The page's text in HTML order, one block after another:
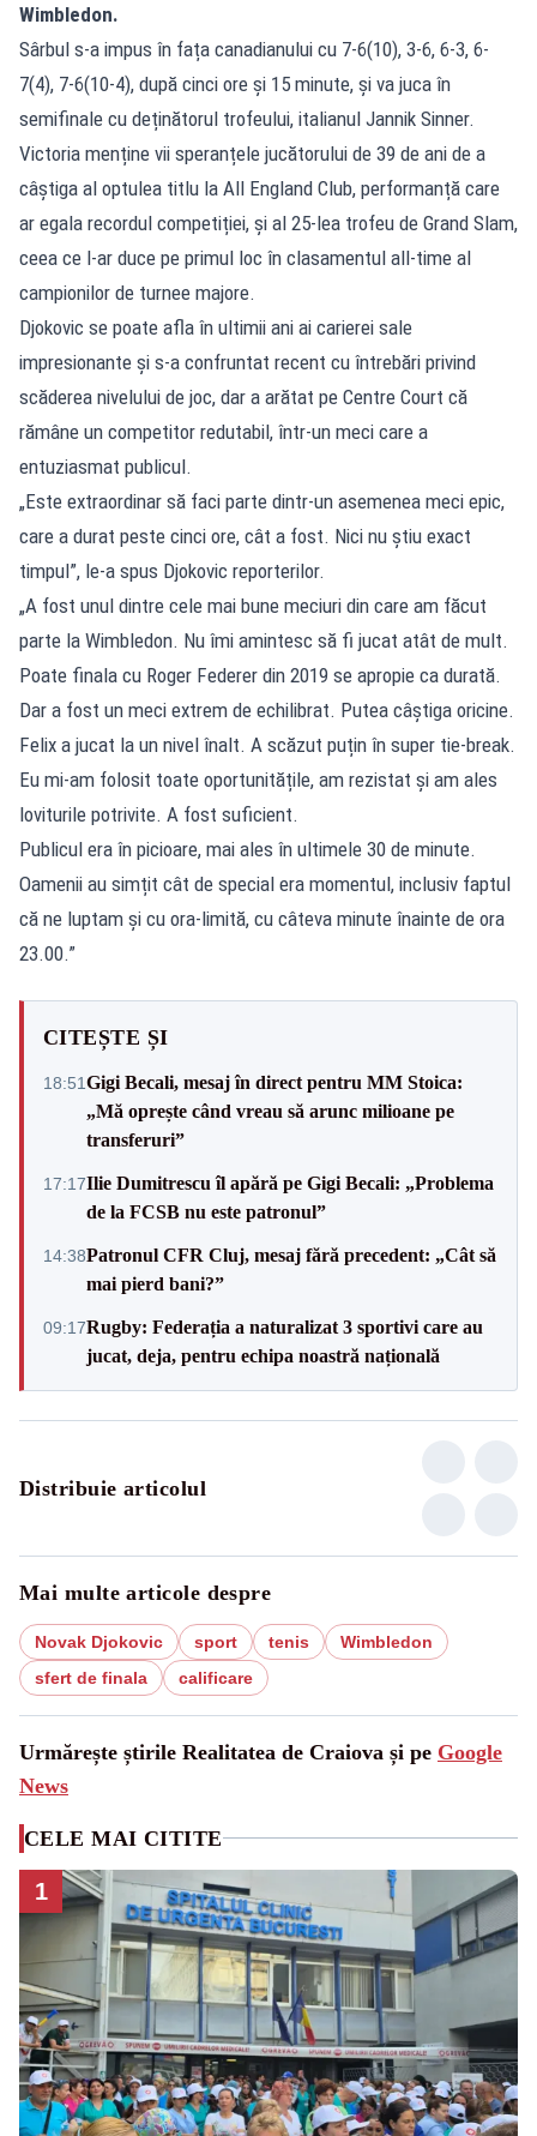
Wimbledon.
Sârbul s-a impus în fața canadianului cu 7-6(10), 3-6, 6-3, 6-
7(4), 7-6(10-4), după cinci ore și 15 minute, și va juca în
semifinale cu deținătorul trofeului, italianul Jannik Sinner.
Victoria menține vii speranțele jucătorului de 39 de ani de a
câștiga al optulea titlu la All England Club, performanță care
ar egala recordul competiției, și al 25-lea trofeu de Grand Slam,
ceea ce l-ar duce pe primul loc în clasamentul all-time al
campionilor de turnee majore.
Djokovic se poate afla în ultimii ani ai carierei sale
impresionante și s-a confruntat recent cu întrebări privind
scăderea nivelului de joc, dar a arătat pe Centre Court că
rămâne un competitor redutabil, într-un meci care a
entuziasmat publicul.
„Este extraordinar să faci parte dintr-un asemenea meci epic,
care a durat peste cinci ore, cât a fost. Nici nu știu exact
timpul”, le-a spus Djokovic reporterilor.
„A fost unul dintre cele mai bune meciuri din care am făcut
parte la Wimbledon. Nu îmi amintesc să fi jucat atât de mult.
Poate finala cu Roger Federer din 2019 se apropie ca durată.
Dar a fost un meci extrem de echilibrat. Putea câștiga oricine.
Felix a jucat la un nivel înalt. A scăzut puțin în super tie-break.
Eu mi-am folosit toate oportunitățile, am rezistat și am ales
loviturile potrivite. A fost suficient.
Publicul era în picioare, mai ales în ultimele 30 de minute.
Oamenii au simțit cât de special era momentul, inclusiv faptul
că ne luptam și cu ora-limită, cu câteva minute înainte de ora
23.00.”
CITEȘTE ȘI
18:51Gigi Becali, mesaj în direct pentru MM Stoica:
„Mă oprește când vreau să arunc milioane pe
transferuri”
17:17Ilie Dumitrescu îl apără pe Gigi Becali: „Problema
de la FCSB nu este patronul”
14:38Patronul CFR Cluj, mesaj fără precedent: „Cât să
mai pierd bani?”
09:17Rugby: Federația a naturalizat 3 sportivi care au
jucat, deja, pentru echipa noastră națională
Distribuie articolul
Mai multe articole despre
Novak Djokovic sport tenis
Wimbledon
sfert de finala
calificare
Urmărește știrile Realitatea de Craiova și pe Google
News
CELE MAI CITITE
1